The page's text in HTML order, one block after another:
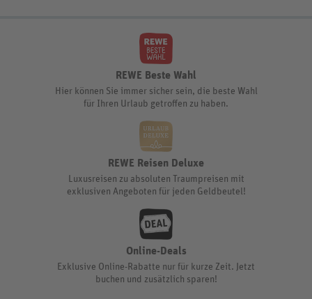
REWE Beste Wahl
Hier können Sie immer sicher sein, die beste Wahl
für Ihren Urlaub getroffen zu haben.
REWE Reisen Deluxe
Luxusreisen zu absoluten Traumpreisen mit
exklusiven Angeboten für jeden Geldbeutel!
Online-Deals
Exklusive Online-Rabatte nur für kurze Zeit. Jetzt
buchen und zusätzlich sparen!